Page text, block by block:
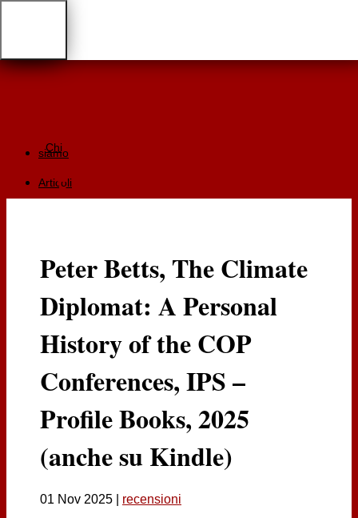
Chi
siamo
Articoli
Recensioni
Documentazione
Cartaceo
Peter Betts, The Climate
Diplomat: A Personal
History of the COP
Conferences, IPS –
Profile Books, 2025
(anche su Kindle)
01 Nov 2025
recensioni